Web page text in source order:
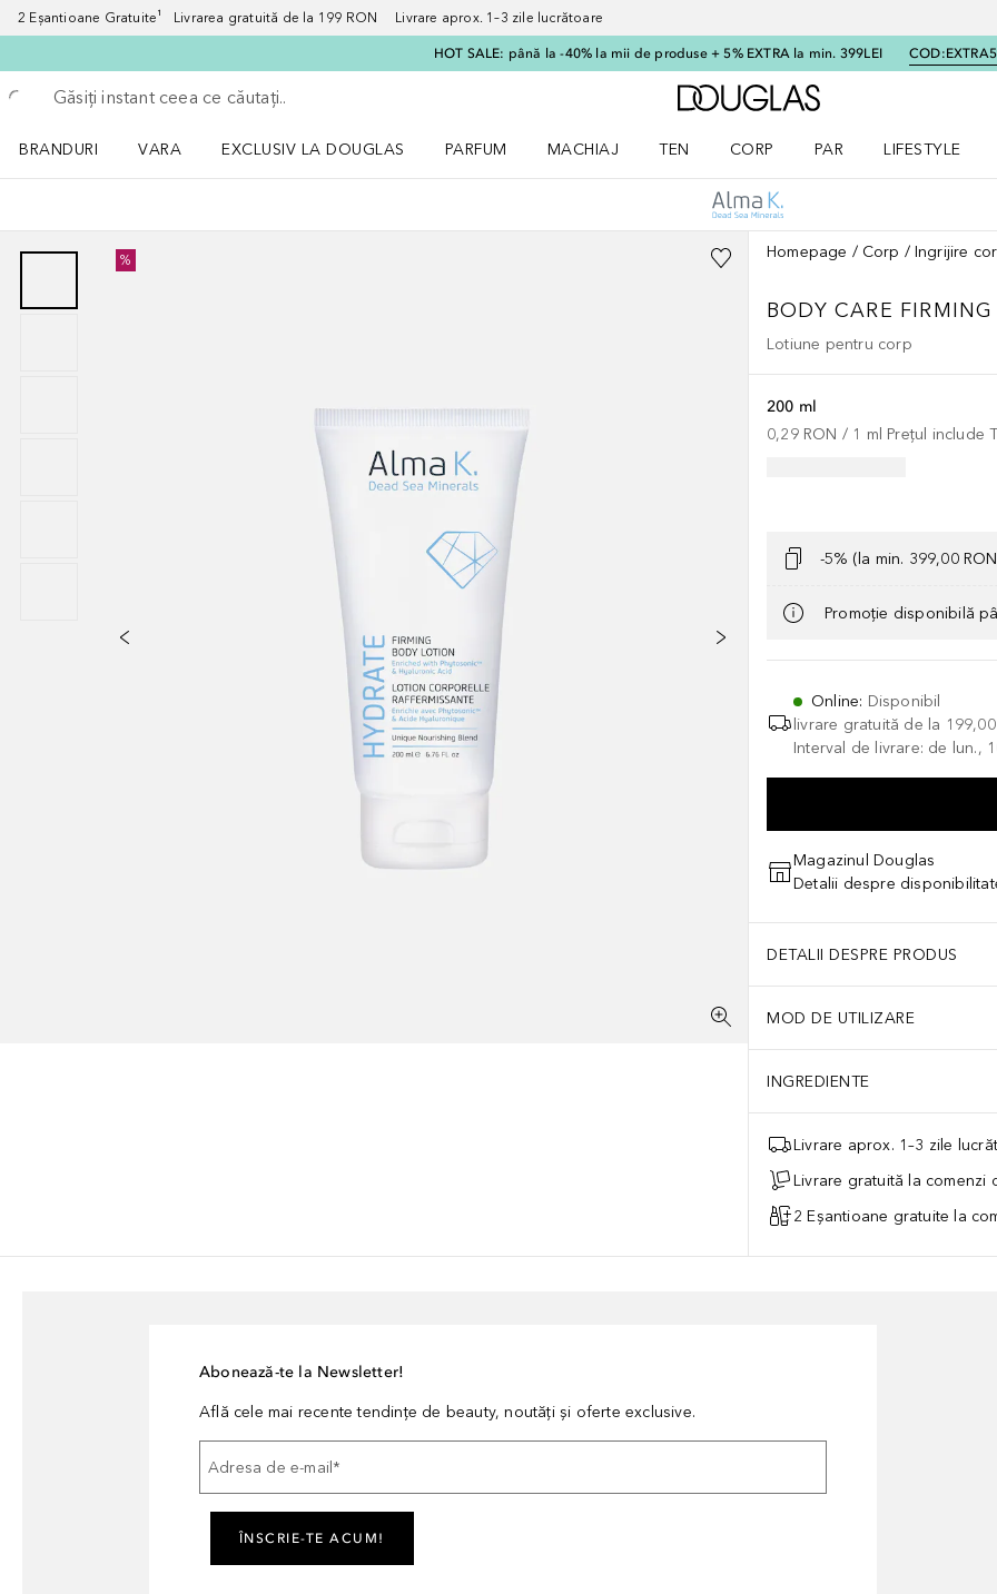
2 Eșantioane Gratuite¹ Livrarea gratuită de la 199 RON Livrare aprox. 1–3 zile lucrătoare
HOT SALE: până la -40% la mii de produse + 5% EXTRA la min. 399LEI COD:
Înapoi
Executați căutarea
Către pagina principală
BRANDURI
VARA
EXCLUSIV LA DOUGLAS
PARFUM
MACHIAJ
TEN
CORP
PAR
LIFESTYLE
% Homepage Corp Ingrijire
BODY CARE
Lotiune pentru corp
200 ml
0,29 RON / 1 ml Prețul include
-5% (la min. 399,00
Promoție disponibilă
Online: Disponibil
livrare gratuită de la
Interval de livrare: de lun.,
Magazinul Douglas
Detalii despre
DETALII DESPRE PRODUS
MOD DE UTILIZARE
INGREDIENTE
Livrare aprox. 1–3 zile
Livrare gratuită la comenzi
2 Eșantioane gratuite la
Abonează-te la Newsletter!
Află cele mai recente tendințe de beauty, noutăți și oferte exclusive.
Adresa de e-mail *
ÎNSCRIE-TE ACUM!